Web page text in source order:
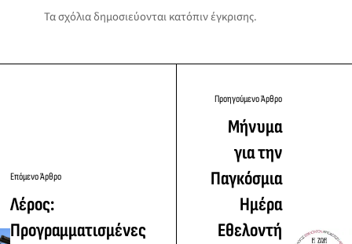
Τα σχόλια δημοσιεύονται κατόπιν έγκρισης.
Επόμενο Άρθρο
Λέρος:
Προγραμματισμένες
Προηγούμενο Άρθρο
Μήνυμα
για την
Παγκόσμια
Ημέρα
Εθελοντή